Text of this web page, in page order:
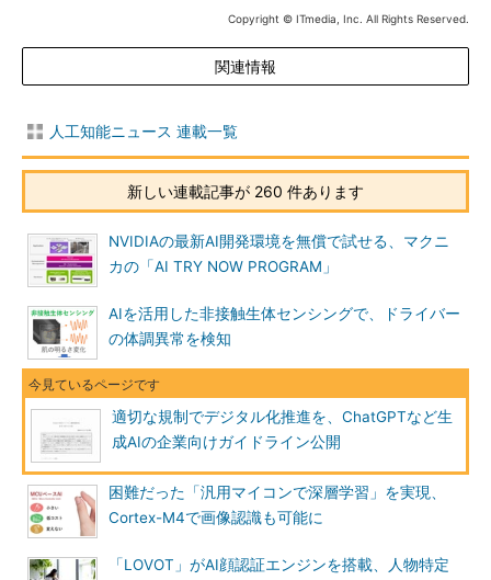
Copyright © ITmedia, Inc. All Rights Reserved.
関連情報
人工知能ニュース 連載一覧
新しい連載記事が 260 件あります
NVIDIAの最新AI開発環境を無償で試せる、マクニ
カの「AI TRY NOW PROGRAM」
AIを活用した非接触生体センシングで、ドライバー
の体調異常を検知
適切な規制でデジタル化推進を、ChatGPTなど生
成AIの企業向けガイドライン公開
困難だった「汎用マイコンで深層学習」を実現、
Cortex-M4で画像認識も可能に
「LOVOT」がAI顔認証エンジンを搭載、人物特定